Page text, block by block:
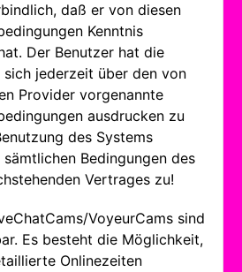
daß er von diesen
Kenntnis
Der Benutzer hat die
jederzeit über den von
Provider vorgenannte
ausdrucken zu
des Systems
sämtlichen Bedingungen des
Vertrages zu!
VoyeurCams sind
Es besteht die Möglichkeit,
Onlinezeiten